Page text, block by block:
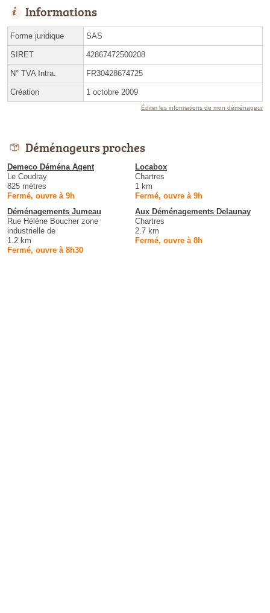
Informations
Forme juridique SAS
SIRET 42867472500208
N° TVA Intra. FR30428674725
Création 1 octobre 2009
Éditer les informations de mon déménageur
Déménageurs proches
Demeco Déména Agent
Le Coudray
825 mètres
Fermé, ouvre à 9h
Locabox
Chartres
1 km
Fermé, ouvre à 9h
Déménagements Jumeau
Rue Hélène Boucher zone
industrielle de
1.2 km
Fermé, ouvre à 8h30
Aux Déménagements Delaunay
Chartres
2.7 km
Fermé, ouvre à 8h